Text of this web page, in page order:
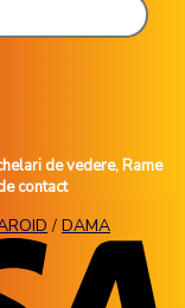
de vedere, Rame
contact
/ DAMA